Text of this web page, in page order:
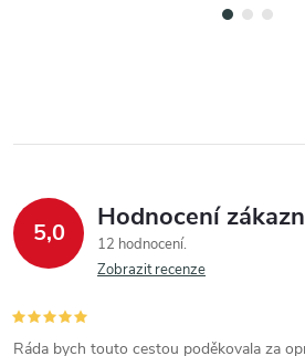
5,0 Hodnocení
12 hodnocení
Zobrazit recenze
Ráda bych touto cestou poděkovala za